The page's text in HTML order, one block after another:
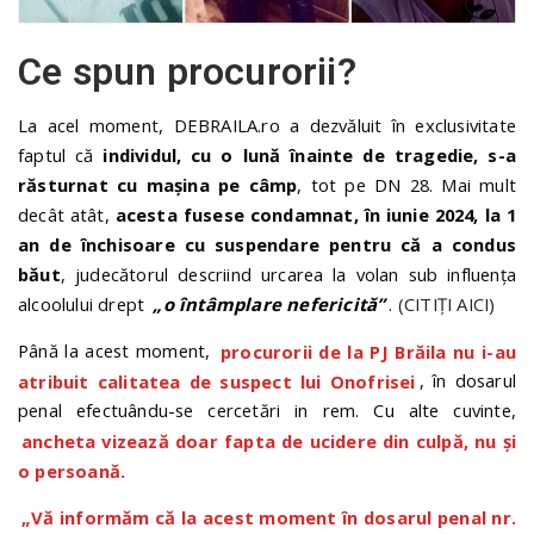
Ce spun procurorii?
La acel moment, DEBRAILA.ro a dezvăluit în exclusivitate
faptul că individul, cu o lună înainte de tragedie, s-a
răsturnat cu mașina pe câmp, tot pe DN 28. Mai mult
decât atât, acesta fusese condamnat, în iunie 2024, la 1
an de închisoare cu suspendare pentru că a condus
băut, judecătorul descriind urcarea la volan sub influența
alcoolului drept „o întâmplare nefericită”. (CITIȚI AICI)
Până la acest moment, procurorii de la PJ Brăila nu i-au
atribuit calitatea de suspect lui Onofrisei , în dosarul
penal efectuându-se cercetări in rem. Cu alte cuvinte,
ancheta vizează doar fapta de ucidere din culpă, nu și
o persoană.
„Vă informăm că la acest moment în dosarul penal nr.